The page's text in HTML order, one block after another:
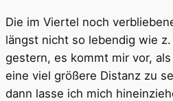
Die im Viertel noch
längst nicht so lebendig wie
gestern, es kommt mir vor,
eine viel größere Distanz zu
dann lasse ich mich